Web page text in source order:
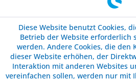
Diese Website benutzt Cookies,
Betrieb der Website erforderlich
werden. Andere Cookies, die den
dieser Website erhöhen, der
Interaktion mit anderen Websites
vereinfachen sollen, werden nur mit